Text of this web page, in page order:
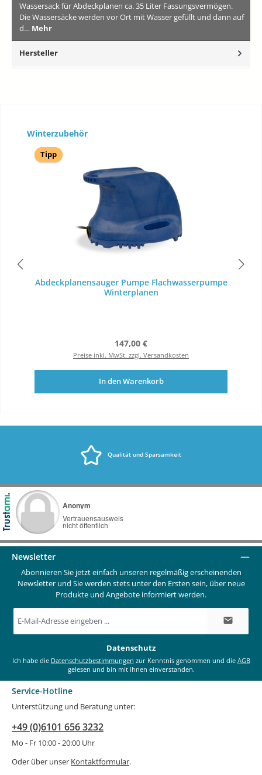
Wassersack für Abdeckplanen ca. 35 Liter Fassungsvermögen.
Die Wassersäcke werden vor Ort mit Wasser gefüllt und dann auf
d… Mehr
Hersteller
Produktgalerie überspringen
Winterzubehör
Tipp
Abdeckplanensauger Pumpe Flachwasserpumpe
Winterplanen
Regulärer Preis:
147,00 €
Preise inkl. MwSt. zzgl. Versandkosten
In den Warenkorb
Qualität und Sparsamkeit
Newsletter
Abonnieren Sie jetzt einfach unseren regelmäßig erscheinenden
Newsletter und Sie werden stets unter den Ersten sein, über neue
Produkte und Angebote informiert werden.
Mail-
Datenschutz
Ich habe die Datenschutzbestimmungen zur Kenntnis genommen und die AGB
gelesen und bin mit ihnen einverstanden.
Service-Hotline
Unterstützung und Beratung unter:
+49 (0)6101 656 3232
Mo - Fr 10:00 - 20:00 Uhr
Oder über unser Kontaktformular.